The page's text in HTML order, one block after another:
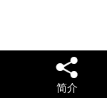

简介